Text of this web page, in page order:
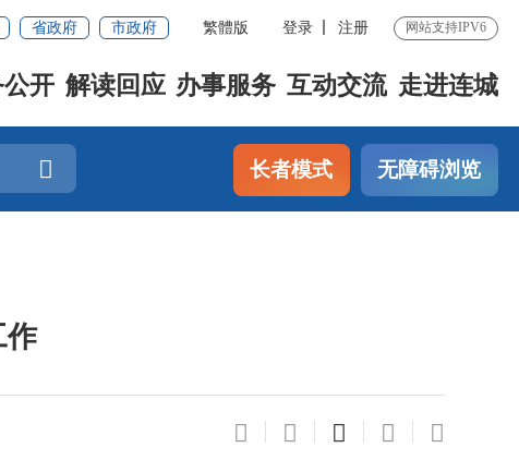
省政府 市政府 繁體版 登录 注册 网站支持IPV6
开 解读回应 办事服务 互动交流 走进连城
长者模式 无障碍浏览
作